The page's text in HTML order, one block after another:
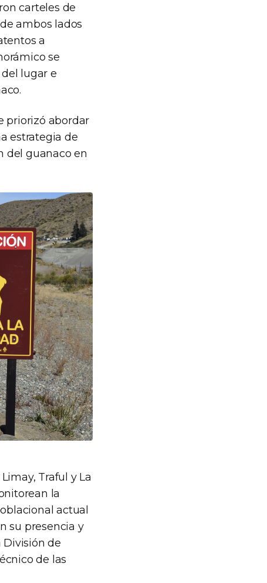
carteles de
ambos lados
a
se
lugar e
priorizó abordar
estrategia de
del guanaco en
Traful y La
la
actual
su presencia y
División de
de las